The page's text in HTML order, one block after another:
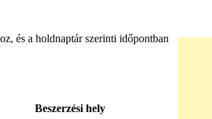
és a holdnaptár szerinti időpontban
Beszerzési hely